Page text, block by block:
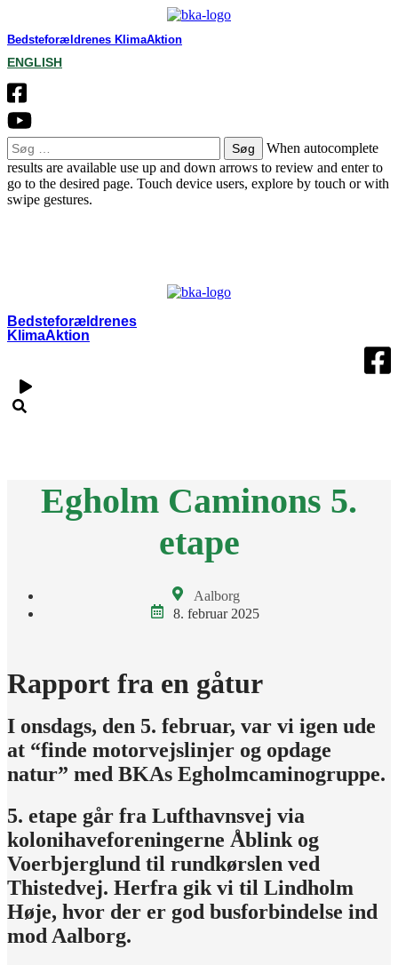
Bedsteforældrenes KlimaAktion
ENGLISH
Søg
efter:
When autocomplete
results are available use up and down arrows to review and enter to
go to the desired page. Touch device users, explore by touch or with
swipe gestures.
Bedsteforældrenes
KlimaAktion​
Egholm Caminons 5.
etape
Aalborg
8. februar 2025
Rapport fra en gåtur
I onsdags, den 5. februar, var vi igen ude
at “finde motorvejslinjer og opdage
natur” med BKAs Egholmcaminogruppe.
5. etape går fra Lufthavnsvej via
kolonihaveforeningerne Åblink og
Voerbjerglund til rundkørslen ved
Thistedvej. Herfra gik vi til Lindholm
Høje, hvor der er god busforbindelse ind
mod Aalborg.